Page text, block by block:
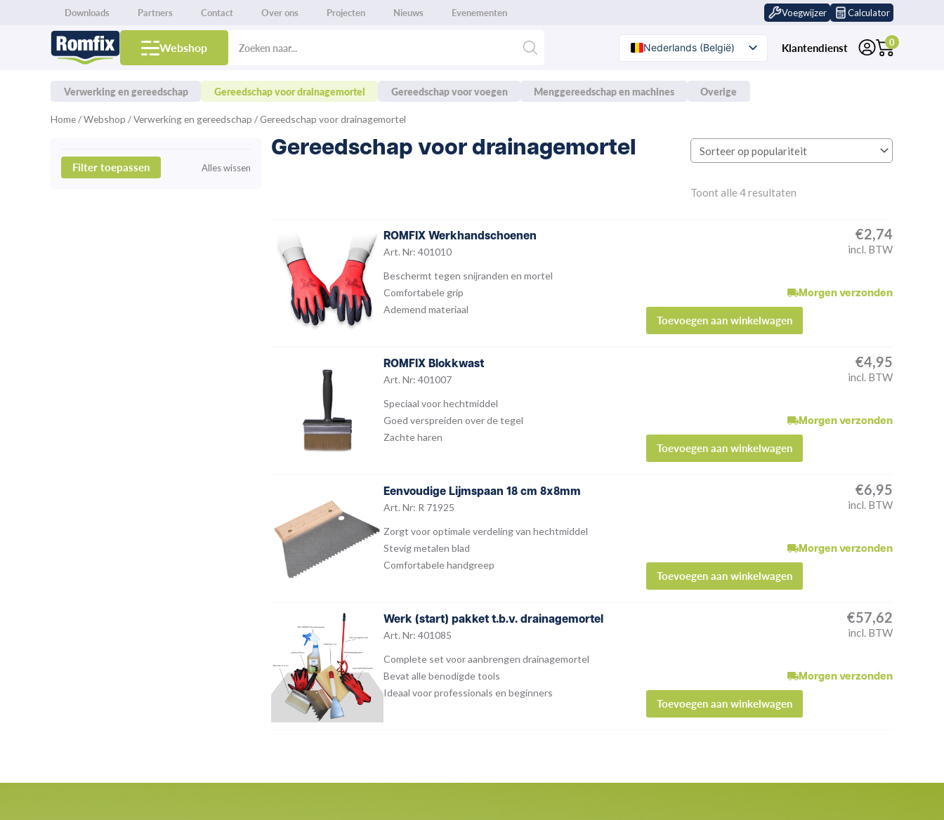
Downloads Partners Contact Over ons Projecten Nieuws Evenementen Voegwijzer Calculator
Webshop
Products
search
Nederlands (België)
Klantendienst 0
Verwerking en gereedschap Gereedschap voor drainagemortel Gereedschap voor voegen Menggereedschap en machines Overige
Home/Webshop /Verwerking en gereedschap / Gereedschap voor drainagemortel
Filter toepassen Alles wissen
Gereedschap voor drainagemortel
Toont alle 4 resultaten
ROMFIX Werkhandschoenen
Art. Nr: 401010
Beschermt tegen snijranden en mortel
Comfortabele grip
Ademend materiaal
€2,74
incl. BTW
Morgen verzonden
Toevoegen aan winkelwagen
ROMFIX Blokkwast
Art. Nr: 401007
Speciaal voor hechtmiddel
Goed verspreiden over de tegel
Zachte haren
€4,95
incl. BTW
Morgen verzonden
Toevoegen aan winkelwagen
Eenvoudige Lijmspaan 18 cm 8x8mm
Art. Nr: R 71925
Zorgt voor optimale verdeling van hechtmiddel
Stevig metalen blad
Comfortabele handgreep
€6,95
incl. BTW
Morgen verzonden
Toevoegen aan winkelwagen
Werk (start) pakket t.b.v. drainagemortel
Art. Nr: 401085
Complete set voor aanbrengen drainagemortel
Bevat alle benodigde tools
Ideaal voor professionals en beginners
€57,62
incl. BTW
Morgen verzonden
Toevoegen aan winkelwagen